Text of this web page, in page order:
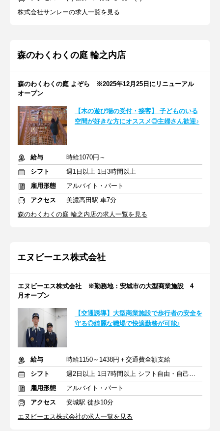
株式会社サンレーの求人一覧を見る
森のわくわくの庭 輪之内店
森のわくわくの庭 よぞら ※2025年12月25日にリニューアル
オープン
【木の遊び場の受付・接客】 子どものいる
空間が好きな方にオススメ◎主婦さん歓迎♪
給与
時給1070円～
シフト
週1日以上 1日3時間以上
雇用形態
アルバイト・パート
アクセス
美濃高田駅 車7分
森のわくわくの庭 輪之内店の求人一覧を見る
エヌビーエス株式会社
エヌビーエス株式会社 ※勤務地：安城市の大型商業施設 4
月オープン
【交通誘導】大型商業施設で歩行者の安全を
守る◎綺麗な職場で快適勤務が可能♪
給与
時給1150～1438円＋交通費全額支給
シフト
週2日以上 1日7時間以上 シフト自由・自己申告
雇用形態
アルバイト・パート
アクセス
安城駅 徒歩10分
エヌビーエス株式会社の求人一覧を見る